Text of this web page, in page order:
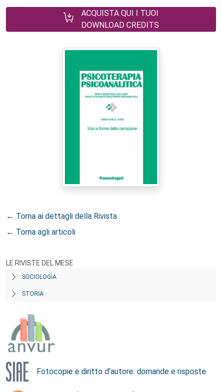
ACQUISTA QUI I TUOI
DOWNLOAD CREDITS
← Torna ai dettagli della Rivista
← Torna agli articoli
LE RIVISTE DEL MESE
SOCIOLOGIA
STORIA
Fotocopie e diritto d’autore: domande e risposte